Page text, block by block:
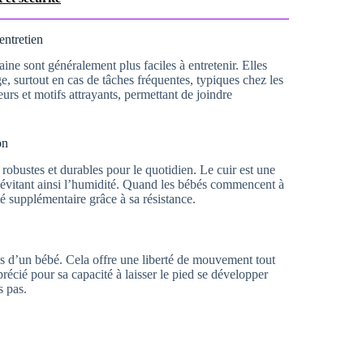
sont généralement plus faciles à entretenir. Elles
surtout en cas de tâches fréquentes, typiques chez les
et motifs attrayants, permettant de joindre
et durables pour le quotidien. Le cuir est une
ainsi l’humidité. Quand les bébés commencent à
grâce à sa résistance.
d’un bébé. Cela offre une liberté de mouvement tout
pour sa capacité à laisser le pied se développer
pas.